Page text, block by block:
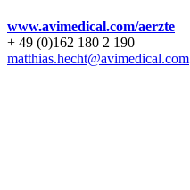
www.avimedical.com/aerzte
+ 49 (0)162 180 2 190
matthias.hecht@avimedical.com